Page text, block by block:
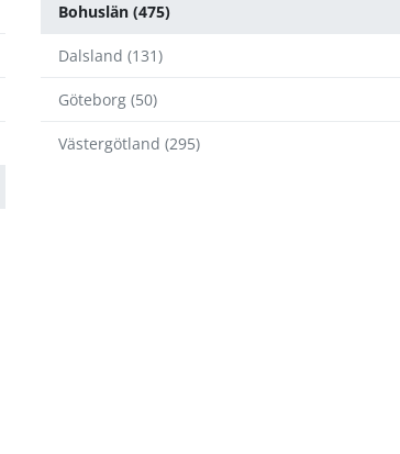
Bohuslän (475)
Dalsland (131)
Göteborg (50)
Västergötland (295)